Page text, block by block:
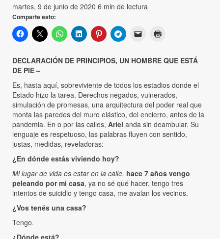
martes, 9 de junio de 2020 6 min de lectura
Comparte esto:
DECLARACIÓN DE PRINCIPIOS, UN HOMBRE QUE ESTÁ
DE PIE –
Es, hasta aquí, sobreviviente de todos los estadios donde el
Estado hizo la tarea. Derechos negados, vulnerados,
simulación de promesas, una arquitectura del poder real que
monta las paredes del muro elástico, del encierro, antes de la
pandemia. En o por las calles, Ariel anda sin deambular. Su
lenguaje es respetuoso, las palabras fluyen con sentido,
justas, medidas, reveladoras:
¿En dónde estás viviendo hoy?
Mi lugar de vida es estar en la calle, hace 7 años vengo
peleando por mi casa, ya no sé qué hacer, tengo tres
intentos de suicidio y tengo casa, me avalan los vecinos.
¿Vos tenés una casa?
Tengo.
¿Dónde está?